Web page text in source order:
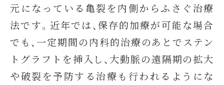
元になっている亀裂を内側からふさぐ治療
法です。近年では、保存的加療が可能な場合
でも、一定期間の内科的治療のあとでステン
トグラフトを挿入し、大動脈の遠隔期の拡大
や破裂を予防する治療も行われるようにな